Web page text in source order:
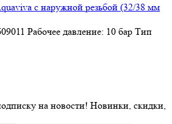
с наружной резьбой (32/38 мм
Рабочее давление: 10 бар Тип
на новости! Новинки, скидки,